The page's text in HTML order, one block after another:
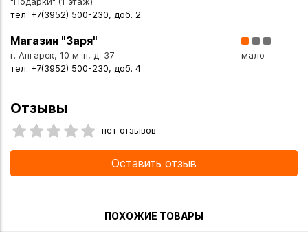
тел: +7(3952) 500-230, доб. 2
Магазин "Заря"
г. Ангарск, 10 м-н, д. 37
тел: +7(3952) 500-230, доб. 4
мало
Отзывы
нет отзывов
Оставить отзыв
ПОХОЖИЕ ТОВАРЫ